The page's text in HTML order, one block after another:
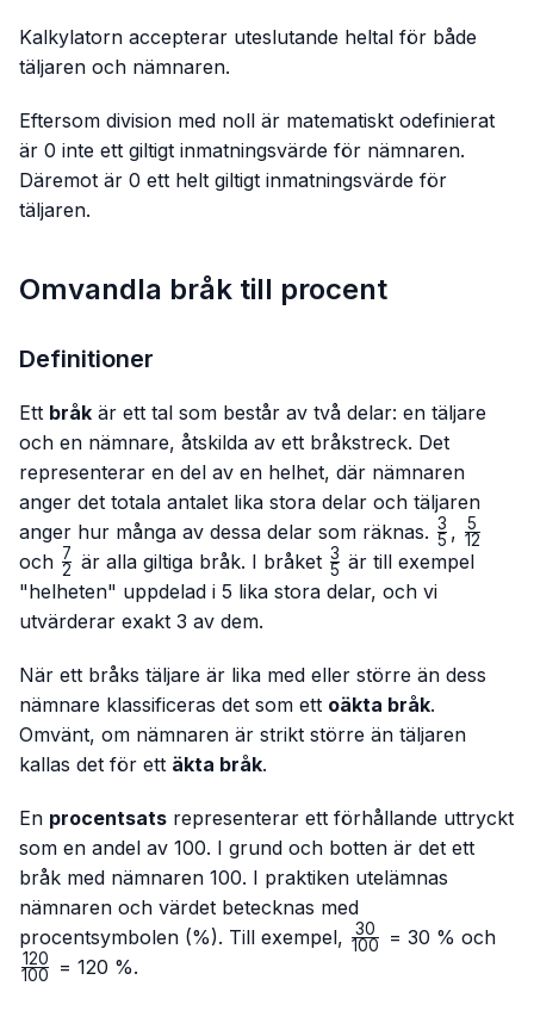
Kalkylatorn accepterar uteslutande heltal för både
täljaren och nämnaren.
Eftersom division med noll är matematiskt odefinierat
är 0 inte ett giltigt inmatningsvärde för nämnaren.
Däremot är 0 ett helt giltigt inmatningsvärde för
täljaren.
Omvandla bråk till procent
Definitioner
Ett bråk är ett tal som består av två delar: en täljare
och en nämnare, åtskilda av ett bråkstreck. Det
representerar en del av en helhet, där nämnaren
anger det totala antalet lika stora delar och täljaren
anger hur många av dessa delar som räknas. \frac{3}
{5}
5
3 ,
{12}
12
5
och \frac{7}
{2}
2
7 är alla giltiga bråk. I bråket \frac{3}
{5}
5
3 är till exempel
"helheten" uppdelad i 5 lika stora delar, och vi
utvärderar exakt 3 av dem.
När ett bråks täljare är lika med eller större än dess
nämnare klassificeras det som ett oäkta bråk.
Omvänt, om nämnaren är strikt större än täljaren
kallas det för ett äkta bråk.
En procentsats representerar ett förhållande uttryckt
som en andel av 100. I grund och botten är det ett
bråk med nämnaren 100. I praktiken utelämnas
nämnaren och värdet betecknas med
procentsymbolen (%). Till exempel, \frac{30}
100
30 = 30 % och
100
120 = 120 %.